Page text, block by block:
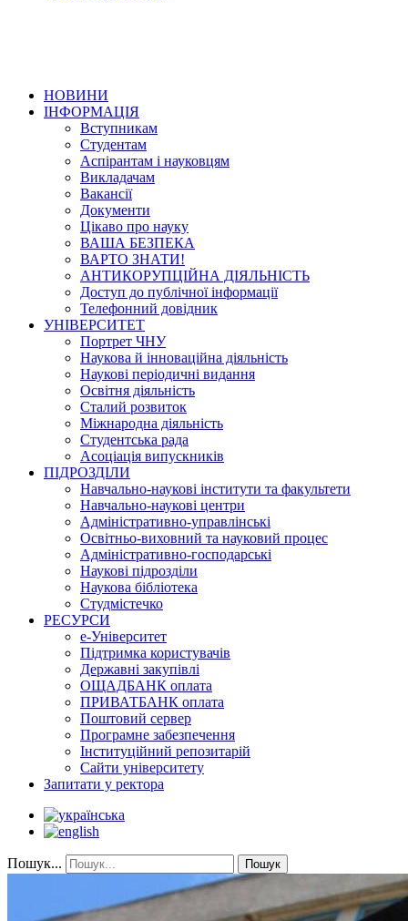
НОВИНИ
ІНФОРМАЦІЯ
Вступникам
Студентам
Аспірантам і науковцям
Викладачам
Вакансії
Документи
Цікаво про науку
ВАША БЕЗПЕКА
ВАРТО ЗНАТИ!
АНТИКОРУПЦІЙНА ДІЯЛЬНІСТЬ
Доступ до публічної інформації
Телефонний довідник
УНІВЕРСИТЕТ
Портрет ЧНУ
Наукова й інноваційна діяльність
Наукові періодичні видання
Освітня діяльність
Сталий розвиток
Міжнародна діяльність
Студентська рада
Асоціація випускників
ПІДРОЗДІЛИ
Навчально-наукові інститути та факультети
Навчально-наукові центри
Адміністративно-управлінські
Освітньо-виховний та науковий процес
Адміністративно-господарські
Наукові підрозділи
Наукова бібліотека
Студмістечко
РЕСУРСИ
е-Університет
Підтримка користувачів
Державні закупівлі
ОЩАДБАНК оплата
ПРИВАТБАНК оплата
Поштовий сервер
Програмне забезпечення
Інституційний репозитарій
Сайти університету
Запитати у ректора
Пошук... Пошук